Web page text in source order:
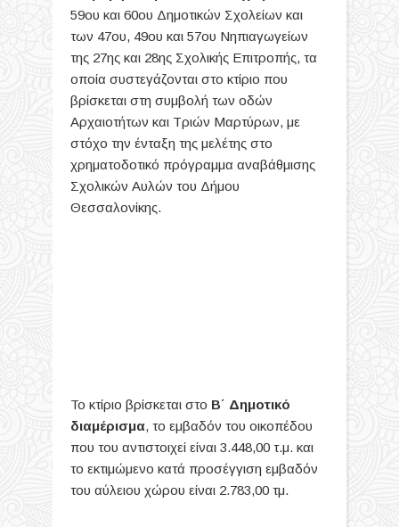
59ου και 60ου Δημοτικών Σχολείων και
των 47ου, 49ου και 57ου Νηπιαγωγείων
της 27ης και 28ης Σχολικής Επιτροπής, τα
οποία συστεγάζονται στο κτίριο που
βρίσκεται στη συμβολή των οδών
Αρχαιοτήτων και Τριών Μαρτύρων, με
στόχο την ένταξη της μελέτης στο
χρηματοδοτικό πρόγραμμα αναβάθμισης
Σχολικών Αυλών του Δήμου
Θεσσαλονίκης.
Το κτίριο βρίσκεται στο Β΄ Δημοτικό
διαμέρισμα, το εμβαδόν του οικοπέδου
που του αντιστοιχεί είναι 3.448,00 τ.μ. και
το εκτιμώμενο κατά προσέγγιση εμβαδόν
του αύλειου χώρου είναι 2.783,00 τμ.